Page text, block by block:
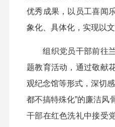
优秀成果，以员工喜闻
象化、具体化，实现以
组织党员干部前往兰
题教育活动，通过敬献
观纪念馆等形式，深切
都不搞特殊化”的廉洁风
干部在红色洗礼中接受